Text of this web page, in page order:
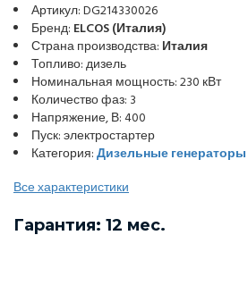
Артикул: DG214330026
Бренд: ELCOS (Италия)
Страна производства: Италия
Топливо: дизель
Номинальная мощность: 230 кВт
Количество фаз: 3
Напряжение, В: 400
Пуск: электростартер
Категория:Дизельные генераторы
Все характеристики
Гарантия: 12 мес.